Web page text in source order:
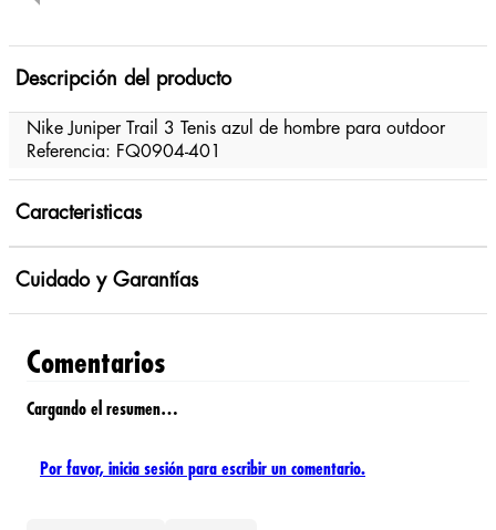
Descripción del producto
Nike Juniper Trail 3 Tenis azul de hombre para outdoor
Referencia: FQ0904-401
Caracteristicas
Cuidado y Garantías
Comentarios
Cargando el resumen…
Por favor, inicia sesión para escribir un comentario.